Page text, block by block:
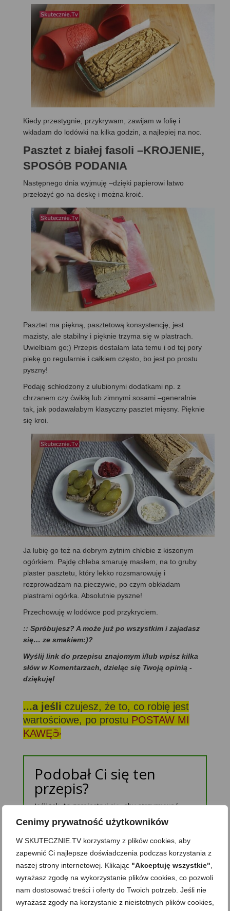
Cenimy prywatność użytkowników
W SKUTECZNIE.TV korzystamy z plików cookies, aby
zapewnić Ci najlepsze doświadczenia podczas korzystania z
naszej strony internetowej. Klikając "Akceptuję wszystkie"
wyrażasz zgodę na wykorzystanie plików cookies, co pozwoli
nam dostosować treści i oferty do Twoich potrzeb. Jeśli nie
wyrażasz zgody na korzystanie z nieistotnych plików cookies,
Kiedy przestygnie, przykrywam, zawijam w folię i
wkładam do lodówki na kilka godzin, a najlepiej na noc.
Pasztet z białej fasoli –KROJENIE,
SPOSÓB PODANIA
Następnego dnia wyjmuję –dzięki papierowi łatwo
przełożyć go na deskę i można kroić.
Pasztet ma piękną, pasztetową konsystencję, jest
mazisty, ale stabilny i pięknie trzyma się w plastrach.
Uwielbiam go;) Przepis dostałam lata temu i od tej pory
piekę go regularnie i całkiem często, bo jest po prostu
pyszny!
Podaję schłodzony z ulubionymi dodatkami np. z
chrzanem czy ćwikłą lub zimnymi sosami –generalnie
tak, jak podawałabym klasyczny pasztet mięsny. Pięknie
się kroi.
Ja lubię go też na dobrym żytnim chlebie z kiszonym
ogórkiem. Pajdę chleba smaruję masłem, na to gruby
plaster pasztetu, który lekko rozsmarowuję i
rozprowadzam na pieczywie, po czym obkładam
plastrami ogórka. Absolutnie pyszne!
Przechowuję w lodówce pod przykryciem.
:: Spróbujesz? A może już po wszystkim i zajadasz
się… ze smakiem:)?
Wyślij link do przepisu znajomym i/lub wpisz kilka
słów w Komentarzach, dzieląc się Twoją opinią -
dziękuję!
...a jeśli czujesz, że to, co robię jest
wartościowe, po prostu POSTAW MI
KAWĘ☕
Podobał Ci się ten
przepis?
Jeśli tak, to zarejestruj się, aby otrzymywać
powiadomienia o nowych przepisach oraz treści
tylko dla Subskrybentów. Zawsze możesz się
wypisać. Nie ujawnię nikomu Twojego adresu.